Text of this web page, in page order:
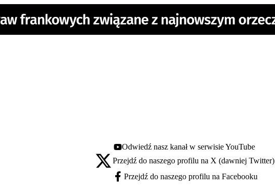
Youtube - otwiera się w nowej karcie
Odwiedź nasz kanał w serwisie YouTube
X - otwiera się w nowej karcie
Przejdź do naszego profilu na X (dawniej Twitter)
Facebook - otwiera się w nowej karcie
Przejdź do naszego profilu na Facebooku